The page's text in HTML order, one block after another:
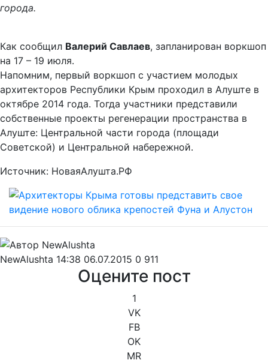
города.
Как сообщил Валерий Савлаев, запланирован воркшоп
на 17 – 19 июля.
Напомним, первый воркшоп с участием молодых
архитекторов Республики Крым проходил в Алуште в
октябре 2014 года. Тогда участники представили
собственные проекты регенерации пространства в
Алуште: Центральной части города (площади
Советской) и Центральной набережной.
Источник: НоваяАлушта.РФ
NewAlushta 14:38 06.07.2015 0 911
Оцените пост
1
VK
FB
OK
MR